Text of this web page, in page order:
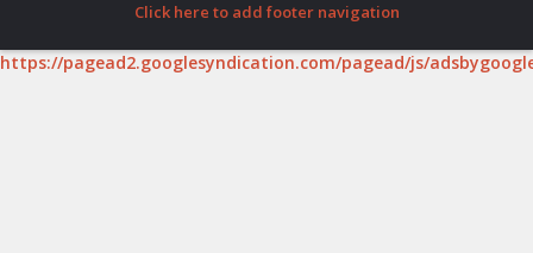
Click here to add footer navigation
https://pagead2.googlesyndication.com/pagead/js/